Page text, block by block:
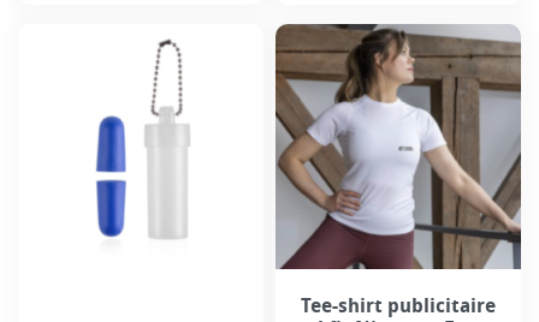
Tee-shirt publicitaire